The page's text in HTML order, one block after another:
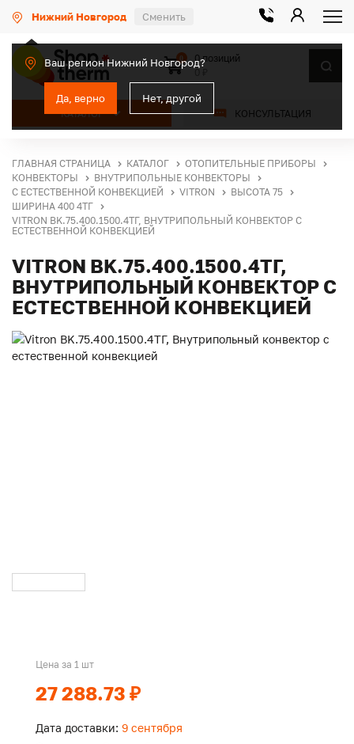
Нижний Новгород Сменить
Ваш регион Нижний Новгород?
Да, верно Нет, другой
КАТАЛОГ КОНСУЛЬТАЦИЯ
0
0 позиций
ГЛАВНАЯ СТРАНИЦА КАТАЛОГ
ОТОПИТЕЛЬНЫЕ ПРИБОРЫ
КОНВЕКТОРЫ
ВНУТРИПОЛЬНЫЕ КОНВЕКТОРЫ
С ЕСТЕСТВЕННОЙ КОНВЕКЦИЕЙ
VITRON
ВЫСОТА 75
ШИРИНА 400 4ТГ
VITRON BK.75.400.1500.4ТГ, ВНУТРИПОЛЬНЫЙ КОНВЕКТОР С
ЕСТЕСТВЕННОЙ КОНВЕКЦИЕЙ
VITRON BK.75.400.1500.4ТГ,
ВНУТРИПОЛЬНЫЙ КОНВЕКТОР С
ЕСТЕСТВЕННОЙ КОНВЕКЦИЕЙ
Цена за 1 шт
27 288.73 ₽
Дата доставки: 9 сентября